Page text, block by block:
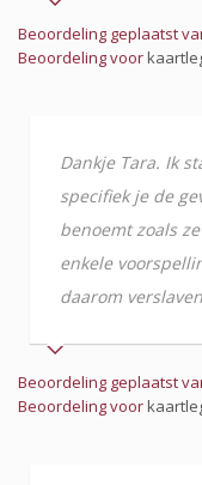
Beoordeling geplaatst
Beoordeling voor
Dankje Tara. Ik
specifiek je de
benoemt zoals
enkele
daarom
Beoordeling geplaatst
Beoordeling voor